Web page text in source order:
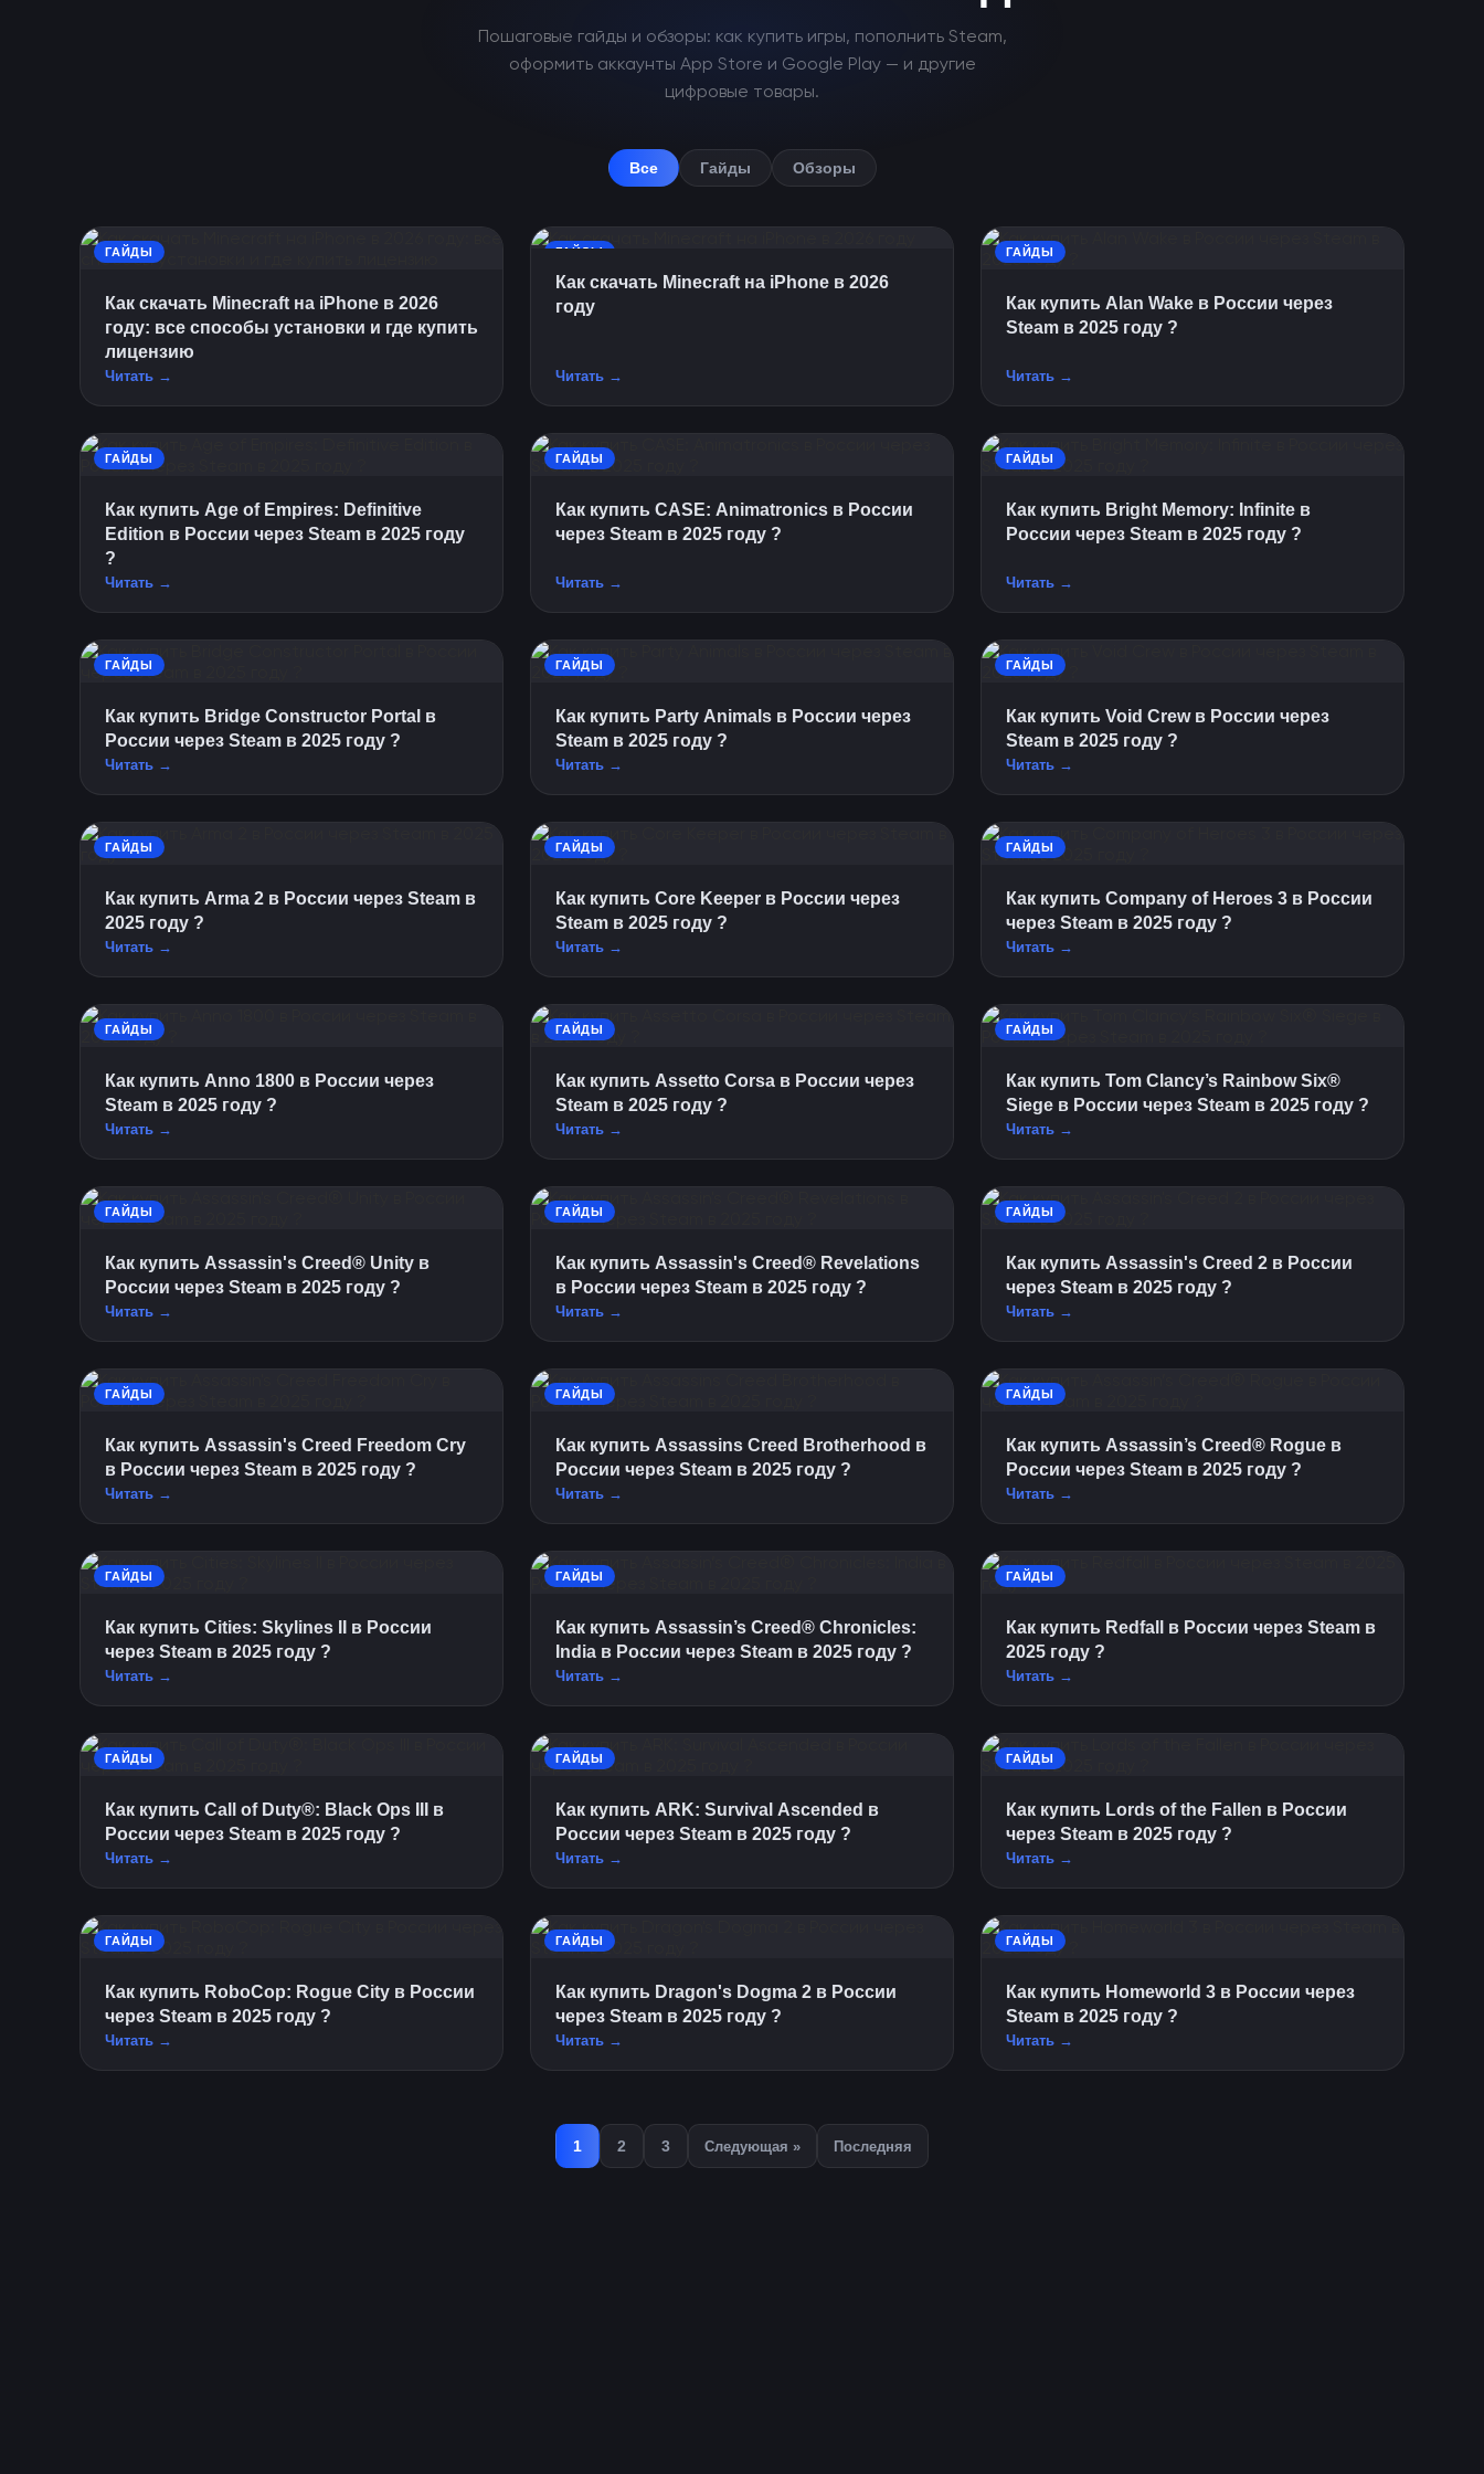
Пошаговые гайды и обзоры: как купить игры, пополнить Steam,
оформить аккаунты App Store и Google Play — и другие
цифровые товары.
Все Гайды Обзоры
ГАЙДЫ
Как скачать Minecraft на iPhone в 2026
году: все способы установки и где купить
лицензию
Читать →
ГАЙДЫ
Как скачать Minecraft на iPhone в 2026
году
Читать →
ГАЙДЫ
Как купить Alan Wake в России через
Steam в 2025 году ?
Читать →
ГАЙДЫ
Как купить Age of Empires: Definitive
Edition в России через Steam в 2025 году
?
Читать →
ГАЙДЫ
Как купить CASE: Animatronics в России
через Steam в 2025 году ?
Читать →
ГАЙДЫ
Как купить Bright Memory: Infinite в
России через Steam в 2025 году ?
Читать →
ГАЙДЫ
Как купить Bridge Constructor Portal в
России через Steam в 2025 году ?
Читать →
ГАЙДЫ
Как купить Party Animals в России через
Steam в 2025 году ?
Читать →
ГАЙДЫ
Как купить Void Crew в России через
Steam в 2025 году ?
Читать →
ГАЙДЫ
Как купить Arma 2 в России через Steam в
2025 году ?
Читать →
ГАЙДЫ
Как купить Core Keeper в России через
Steam в 2025 году ?
Читать →
ГАЙДЫ
Как купить Company of Heroes 3 в России
через Steam в 2025 году ?
Читать →
ГАЙДЫ
Как купить Anno 1800 в России через
Steam в 2025 году ?
Читать →
ГАЙДЫ
Как купить Assetto Corsa в России через
Steam в 2025 году ?
Читать →
ГАЙДЫ
Как купить Tom Clancy’s Rainbow Six®
Siege в России через Steam в 2025 году ?
Читать →
ГАЙДЫ
Как купить Assassin's Creed® Unity в
России через Steam в 2025 году ?
Читать →
ГАЙДЫ
Как купить Assassin's Creed® Revelations
в России через Steam в 2025 году ?
Читать →
ГАЙДЫ
Как купить Assassin's Creed 2 в России
через Steam в 2025 году ?
Читать →
ГАЙДЫ
Как купить Assassin's Creed Freedom Cry
в России через Steam в 2025 году ?
Читать →
ГАЙДЫ
Как купить Assassins Creed Brotherhood в
России через Steam в 2025 году ?
Читать →
ГАЙДЫ
Как купить Assassin’s Creed® Rogue в
России через Steam в 2025 году ?
Читать →
ГАЙДЫ
Как купить Cities: Skylines II в России
через Steam в 2025 году ?
Читать →
ГАЙДЫ
Как купить Assassin’s Creed® Chronicles:
India в России через Steam в 2025 году ?
Читать →
ГАЙДЫ
Как купить Redfall в России через Steam в
2025 году ?
Читать →
ГАЙДЫ
Как купить Call of Duty®: Black Ops III в
России через Steam в 2025 году ?
Читать →
ГАЙДЫ
Как купить ARK: Survival Ascended в
России через Steam в 2025 году ?
Читать →
ГАЙДЫ
Как купить Lords of the Fallen в России
через Steam в 2025 году ?
Читать →
ГАЙДЫ
Как купить RoboCop: Rogue City в России
через Steam в 2025 году ?
Читать →
ГАЙДЫ
Как купить Dragon's Dogma 2 в России
через Steam в 2025 году ?
Читать →
ГАЙДЫ
Как купить Homeworld 3 в России через
Steam в 2025 году ?
Читать →
1 2 3 Следующая » Последняя